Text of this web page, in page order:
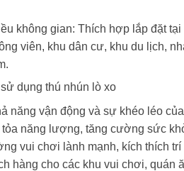
không gian: Thích hợp lắp đặt
viên, khu dân cư, khu du lịch,
dụng thú nhún lò xo
năng vận động và sự khéo léo
tỏa năng lượng, tăng cường sức
vui chơi lành mạnh, kích thích
hàng cho các khu vui chơi, quán